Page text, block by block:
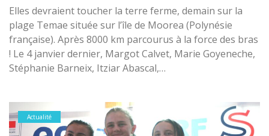
Elles devraient toucher la terre ferme, demain sur la
plage Temae située sur l’île de Moorea (Polynésie
française). Après 8000 km parcourus à la force des bras
! Le 4 janvier dernier, Margot Calvet, Marie Goyeneche,
Stéphanie Barneix, Itziar Abascal,…
Actualité